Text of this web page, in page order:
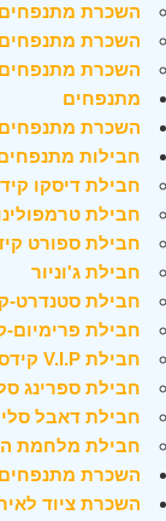
השכרת מתנפחים
השכרת מתנפחים
השכרת מתנפחים
מתנפחים
השכרת
חבילות
חבילת דיסקו
חבילת
חבילת ספורט
חבילת ג'וניור
חבילת סטנדרט-
חבילת פרימיום-
חבילת V.I.P קידס
חבילת ספרינג
חבילת דאבל
חבילת מלחמת
השכרת מתנפחים
השכרת ציוד